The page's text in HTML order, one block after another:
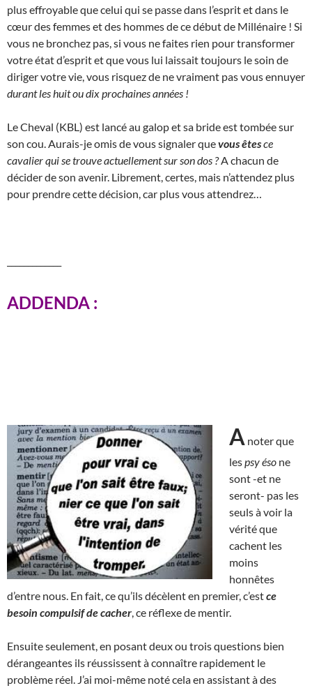
plus effroyable que celui qui se passe dans l’esprit et dans le
cœur des femmes et des hommes de ce début de Millénaire ! Si
vous ne bronchez pas, si vous ne faites rien pour transformer
votre état d’esprit et que vous lui laissait toujours le soin de
diriger votre vie, vous risquez de ne vraiment pas vous ennuyer
durant les huit ou dix prochaines années !
Le Cheval (KBL) est lancé au galop et sa bride est tombée sur
son cou. Aurais-je omis de vous signaler quevous êtesce
cavalier qui se trouve actuellement sur son dos ?A chacun de
décider de son avenir. Librement, certes, mais n’attendez plus
pour prendre cette décision, car plus vous attendrez…
ADDENDA :
A noter que
lespsy éso ne
sont -et ne
seront- pas les
seuls à voir la
vérité que
cachent les
moins
honnêtes
d’entre nous. En fait, ce qu’ils décèlent en premier, c’estce
besoin compulsif de cacher , ce réflexe de mentir.
Ensuite seulement, en posant deux ou trois questions bien
dérangeantes ils réussissent à connaître rapidement le
problème réel. J’ai moi-même noté cela en assistant à des